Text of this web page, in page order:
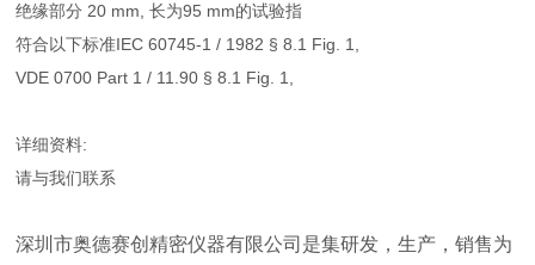
绝缘部分 20 mm, 长为95 mm的试验指
符合以下标准IEC 60745-1 / 1982 § 8.1 Fig. 1,
VDE 0700 Part 1 / 11.90 § 8.1 Fig. 1,
详细资料:
请与我们联系
深圳市奥德赛创精密仪器有限公司是集研发，生产，销售为